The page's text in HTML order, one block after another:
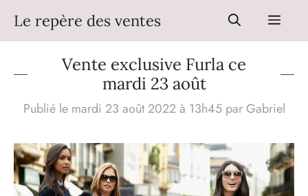
contenu
Le repère des ventes Menu
Vente exclusive Furla ce
mardi 23 août
Publié le mardi 23 août 2022 à 13h45 parGabriel